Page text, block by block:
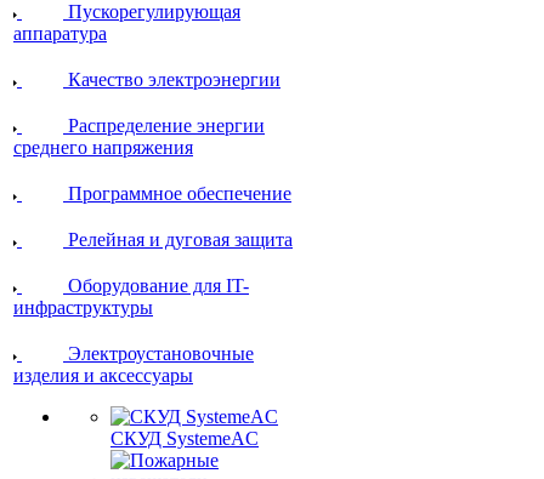
Пускорегулирующая
аппаратура
Качество электроэнергии
Распределение энергии
среднего напряжения
Программное обеспечение
Релейная и дуговая защита
Оборудование для IT-
инфраструктуры
Электроустановочные
изделия и аксессуары
СКУД SystemeAC